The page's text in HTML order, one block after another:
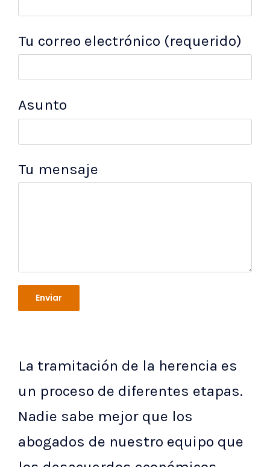
Tu correo electrónico (requerido)
Asunto
Tu mensaje
La tramitación de la herencia es
un proceso de diferentes etapas.
Nadie sabe mejor que los
abogados de nuestro equipo que